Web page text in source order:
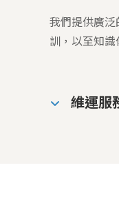
我們提供廣
訓，以至知
維運服